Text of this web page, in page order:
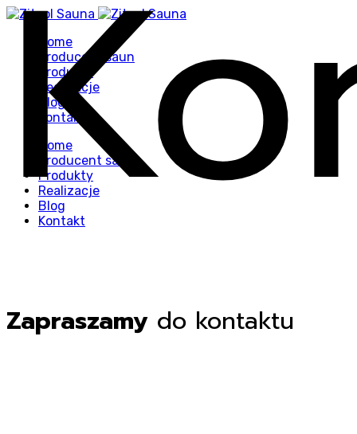
Home
Producent saun
Produkty
Realizacje
Blog
Kontakt
Home
Producent saun
Produkty
Realizacje
Blog
Kontakt
Zapraszamy do kontaktu